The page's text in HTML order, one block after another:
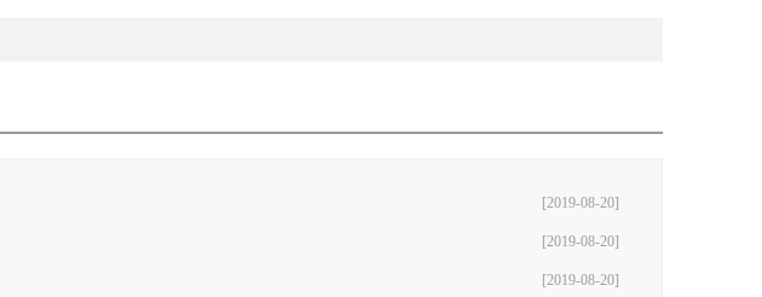
[2019-08-20]
[2019-08-20]
[2019-08-20]